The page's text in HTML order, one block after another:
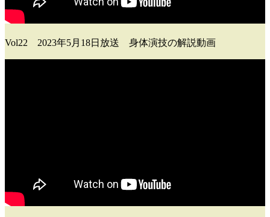
Vol22 2023年5月18日放送 身体演技の解説動画